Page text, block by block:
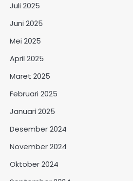
Juli 2025
Juni 2025
Mei 2025
April 2025
Maret 2025
Februari 2025
Januari 2025
Desember 2024
November 2024
Oktober 2024